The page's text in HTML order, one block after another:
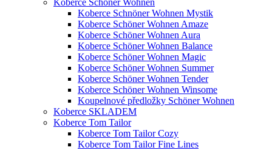
Koberce Schnöner Wohnen Mystik
Koberce Schöner Wohnen Amaze
Koberce Schöner Wohnen Aura
Koberce Schöner Wohnen Balance
Koberce Schöner Wohnen Magic
Koberce Schöner Wohnen Summer
Koberce Schöner Wohnen Tender
Koberce Schöner Wohnen Winsome
Koupelnové předložky Schöner Wohnen
Koberce SKLADEM
Koberce Tom Tailor
Koberce Tom Tailor Cozy
Koberce Tom Tailor Fine Lines